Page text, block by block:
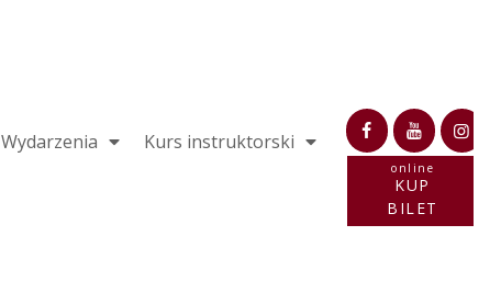
Wydarzenia Kurs instruktorski
online
KUP
BILET